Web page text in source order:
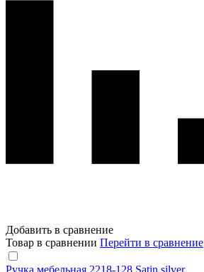
Добавить в сравнение
Товар в сравнении Перейти в сравнение
Ручка мебельная 2218-128 Satin silver